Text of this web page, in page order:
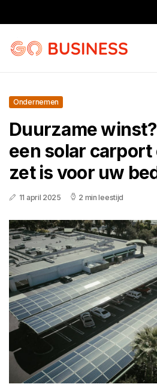
Ondernemen
Duurzame
een solar carport
zet is voor uw
11 april 2025 2 min leestijd